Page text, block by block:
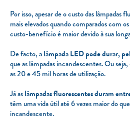
Por isso, apesar de o custo das lâmpadas
mais elevados quando comparados com
custo-benefício é maior devido à sua
De facto,a lâmpada LED pode durar,
que as lâmpadas incandescentes. Ou
as 20 e 45 mil horas de utilização.
Já aslâmpadas fluorescentes duram
têm uma vida útil até 6 vezes maior do
incandescente.